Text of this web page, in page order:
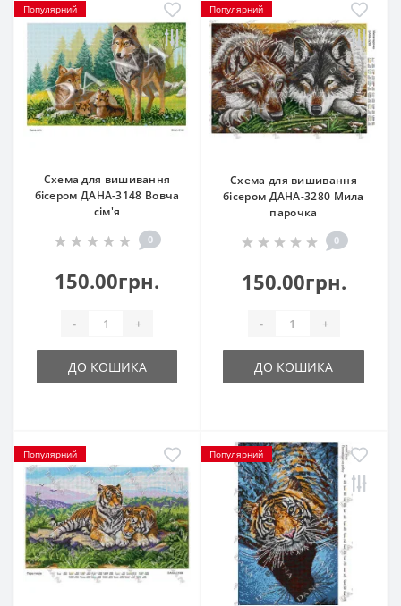
Популярний
Схема для вишивання
бісером ДАНА-3148 Вовча
сім'я
0
150.00грн.
- +
ДО КОШИКА
Популярний
Схема для вишивання
бісером ДАНА-3280 Мила
парочка
0
150.00грн.
- +
ДО КОШИКА
Популярний Популярний